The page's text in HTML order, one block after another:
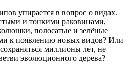
упирается в вопрос о видах.
и тонкими раковинами,
полосатые и зелёные
к появлению новых видов? Или
миллионы лет, не
эволюционного дерева?